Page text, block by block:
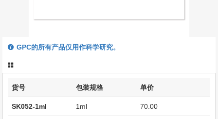
GPC的所有产品仅用作科学研究。
货号 包装规格 单价
SK052-1ml 1ml 70.00